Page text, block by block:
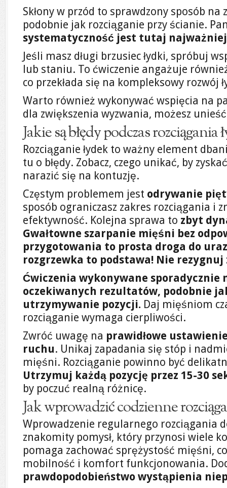
Skłony w przód to sprawdzony sposób na
podobnie jak rozciąganie przy ścianie.
systematyczność jest tutaj
Jeśli masz długi brzusiec łydki, spróbuj
lub staniu. To ćwiczenie angażuje
co przekłada się na kompleksowy rozwój
Warto również wykonywać wspięcia na
dla zwiększenia wyzwania, możesz
Jakie są błędy podczas rozciągania
Rozciąganie łydek to ważny element
tu o błędy. Zobacz, czego unikać, by
narazić się na kontuzję.
Częstym problemem jest odrywanie
sposób ograniczasz zakres rozciągania i
efektywność. Kolejna sprawa to zbyt
Gwałtowne szarpanie mięśni bez
przygotowania to prosta droga do
rozgrzewka to podstawa! Nie rezygnuj
Ćwiczenia wykonywane sporadycznie
oczekiwanych rezultatów, podobnie
utrzymywanie pozycji. Daj mięśniom
rozciąganie wymaga cierpliwości.
Zwróć uwagę na prawidłowe
ruchu. Unikaj zapadania się stóp i
mięśni. Rozciąganie powinno być
Utrzymuj każdą pozycję przez 15-30
by poczuć realną różnicę.
Jak wprowadzić codzienne
Wprowadzenie regularnego rozciągania
znakomity pomysł, który przynosi wiele
pomaga zachować sprężystość mięśni,
mobilność i komfort funkcjonowania.
prawdopodobieństwo wystąpienia